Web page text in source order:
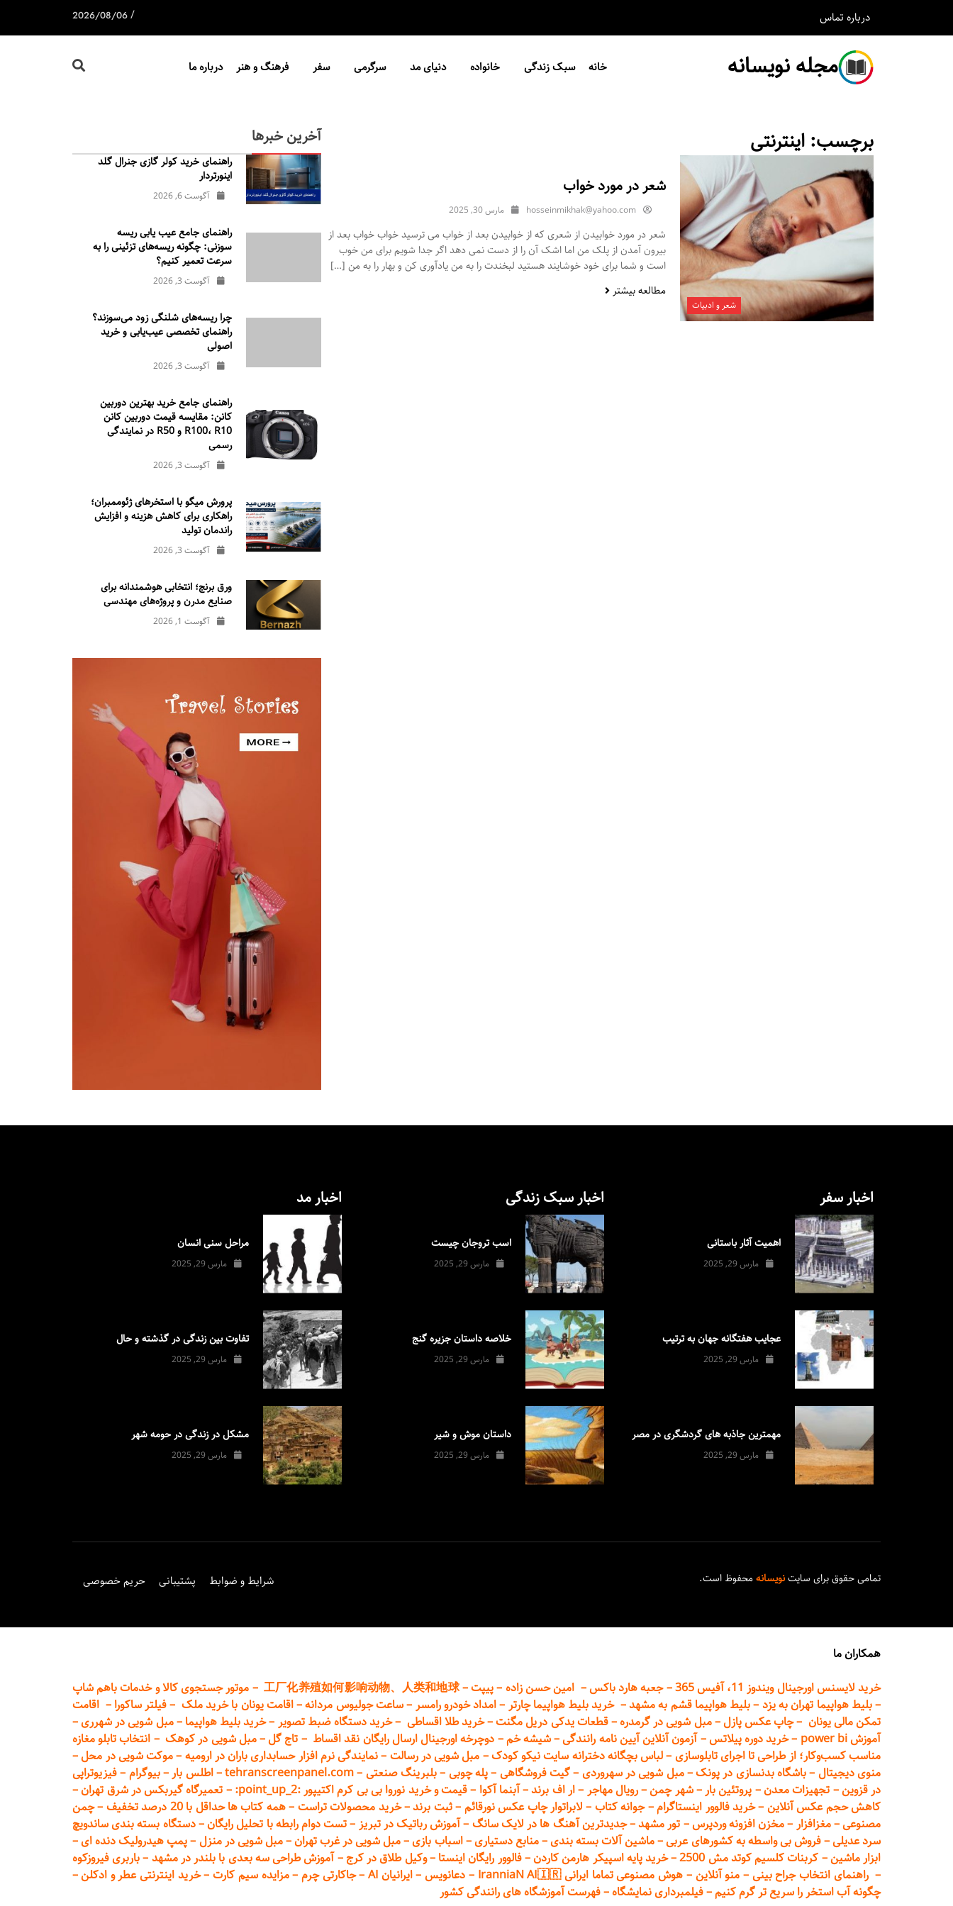
درباره تماس /
2026/08/06
مجله نویسانه خانه سبک زندگی خانواده دنیای مد سرگرمی سفر فرهنگ و هنر درباره ما
برچسب: اینترنتی
شعر و ادبیات
شعر در مورد خواب
hosseinmikhak@yahoo.com مارس 30, 2025
شعر در مورد خوابیدن از شعری که از خوابیدن بعد از خواب می ترسید خواب خواب بعد از
بیرون آمدن از پلک من اما اشک آن را از دست نمی دهد اگر جدا شویم برای من خوب
است و شما برای خود خوشایند هستید لبخندت را به من یادآوری کن و بهار را به من […]
مطالعه بیشتر
آخرین خبرها
راهنمای خرید کولر گازی جنرال‌ گلد
اینورتر‌دار
آگوست 6, 2026
راهنمای جامع عیب یابی ریسه
سوزنی: چگونه ریسه‌های تزئینی را به
سرعت تعمیر کنیم؟
آگوست 3, 2026
چرا ریسه‌های شلنگی زود می‌سوزند؟
راهنمای تخصصی عیب‌یابی و خرید
اصولی
آگوست 3, 2026
راهنمای جامع خرید بهترین دوربین
کانن: مقایسه قیمت دوربین کانن
R100، R10 و R50 در نمایندگی
رسمی
آگوست 3, 2026
پرورش میگو با استخرهای ژئوممبران؛
راهکاری برای کاهش هزینه و افزایش
راندمان تولید
آگوست 3, 2026
ورق برنج؛ انتخابی هوشمندانه برای
صنایع مدرن و پروژه‌های مهندسی
آگوست 1, 2026
اخبار سفر
اهمیت آثار باستانی
مارس 29, 2025
عجایب هفتگانه جهان به ترتیب
مارس 29, 2025
مهمترین جاذبه های گردشگری در مصر
مارس 29, 2025
اخبار سبک زندگی
اسب تروجان چیست
مارس 29, 2025
خلاصه داستان جزیره گنج
مارس 29, 2025
داستان موش و شیر
مارس 29, 2025
اخبار مد
مراحل سنی انسان
مارس 29, 2025
تفاوت بین زندگی در گذشته و حال
مارس 29, 2025
مشکل در زندگی در حومه شهر
مارس 29, 2025
تمامی حقوق برای سایتنویسانهمحفوظ است. شرایط و ضوابط پشتیبانی حریم خصوصی
همکاران ما
خرید لایسنس اورجینال ویندوز 11، آفیس 365
–جعبه هارد باکس– امین حسن زاده –پیپت–
工厂化养殖如何影响动物、人类和地球
– موتور جستجوی کالا و خدمات باهم شاپ
–بلیط هواپیما تهرانبه یزد –بلیط هواپیما قشم به مشهد–خرید بلیط هواپیما چارتر –امداد خودرورامسر –ساعت جولیوس مردانه–اقامت یونان با خرید ملک –فیلتر ساکورا – اقامت
تمکن مالی یونان –چاپ عکس پازل–مبل شویی در گرمدره–قطعاتیدکی دریل مگنت–خرید طلا اقساطی –خرید دستگاه ضبط تصویر –خرید بلیط هواپیما –مبل شویی در شهرری–
آموزش power bi
–خرید دورهپیلاتس–آزمون آنلاین آیین نامه رانندگی–شیشه خم– دوچرخه اورجینال ارسال رایگان نقد اقساط – تاج گل–مبل شویی در کوهک– انتخاب تابلو مغازه
مناسب کسب‌وکار؛ از طراحی تا اجرای تابلوسازی –لباس بچگانه دخترانه سایت نیکو کودک– مبل شویی در رسالت –نمایندگی نرم افزار حسابداری باران در ارومیه –موکت شویی در محل–
منوی دیجیتال –باشگاه بدنسازی در پونک–مبل شویی در سهروردی –گیت فروشگاهی –پله چوبی –بلبرینگ صنعتی –
tehranscreenpanel.com
–اطلس بار –بیوگرام –فیزیوتراپی
در قزوین– تجهیزات معدن– پروتئین بار –شهر چمن–رویال مهاجر –ار اف برند–آبنما آکوا –قیمت و خرید نوروا بی بی کرم اکتیپور :point_up_2: – تعمیرگاه گیربکس در شرق تهران–
کاهش حجم عکس آنلاین –خرید فالوور اینستاگرام–جوانه کتاب – لابراتوار چاپ عکس نورقائم –ثبت برند–خرید محصولات تراست –همه کتاب ها حداقل با 20 درصد تخفیف –چمن
مصنوعی–مغزافزار –مخزن افزونه وردپرس– تور مشهد–جدیدترین آهنگ ها در لایک سانگ –آموزشرباتیک در تبریز –تست دوام رابطه با تحلیل رایگان–دستگاه بسته‌ بندی ساندویچ
سرد عدیلی–فروش بی واسطه بهکشورهای عربی–ماشین آلات بسته بندی–منابع دستیاری–اسباب بازی–مبل شویی در غرب تهران–مبل شویی در منزل –پمپ هیدرولیک دنده ای–
ابزار ماشین– کربنات کلسیم کوتد مش 2500 –خرید پایه اسپیکر هارمن کاردن–فالوور رایگان اینستا –وکیل طلاق در کرج –آموزش طراحی سه بعدی با بلندر در مشهد –باربری فیروزکوه
–راهنمای انتخاب جراح بینی – منو آنلاین – هوش مصنوعی تماما ایرانی IranniaN AI🇮🇷 – دعانویس–ایرانیان AI –جاکارتی چرم –مزایده سیم کارت–خرید اینترنتی عطر و ادکلن–
چگونه آب استخر را سریع تر گرم کنیم–فیلمبرداری نمایشگاه–فهرست آموزشگاه های رانندگی کشور